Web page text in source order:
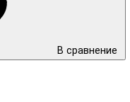
В сравнение